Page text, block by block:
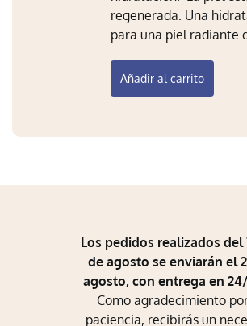
regenerada. Una
para una piel radiante
Añadir al carrito
Los pedidos realizados del
de agosto se enviarán el
agosto, con entrega en
Como agradecimiento
paciencia, recibirás un